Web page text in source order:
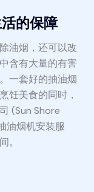
的保障
油烟，还可以改
含有大量的有害
一套好的抽油烟
饪美食的同时，
(Sun Shore
油烟机安装服
。